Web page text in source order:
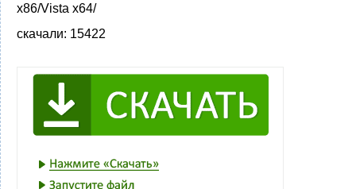
x86/Vista x64/
скачали: 15422